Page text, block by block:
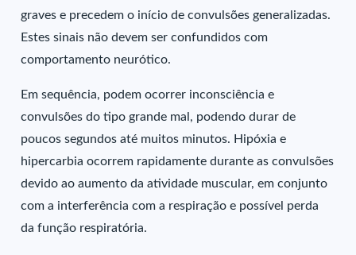
graves e precedem o início de convulsões generalizadas.
Estes sinais não devem ser confundidos com
comportamento neurótico.
Em sequência, podem ocorrer inconsciência e
convulsões do tipo grande mal, podendo durar de
poucos segundos até muitos minutos. Hipóxia e
hipercarbia ocorrem rapidamente durante as convulsões
devido ao aumento da atividade muscular, em conjunto
com a interferência com a respiração e possível perda
da função respiratória.